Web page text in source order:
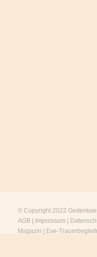
© Copyright 2022
AGB
Impressum
Magazin
Eve-